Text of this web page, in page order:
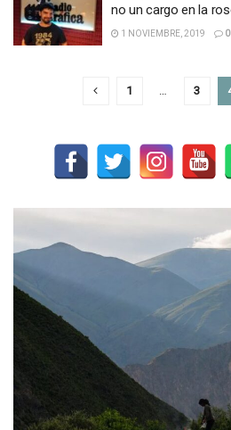
no un cargo en la
1 NOVIEMBRE, 2019 0
1 … 3